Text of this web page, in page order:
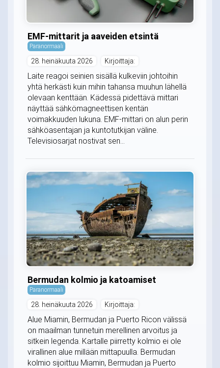
EMF-mittarit ja aaveiden etsintä
Paranormaali
28. heinäkuuta 2026 Kirjoittaja:
Laite reagoi seinien sisällä kulkeviin johtoihin
yhtä herkästi kuin mihin tahansa muuhun lähellä
olevaan kenttään. Kädessä pidettävä mittari
näyttää sähkömagneettisen kentän
voimakkuuden lukuna. EMF-mittari on alun perin
sähköasentajan ja kuntotutkijan väline.
Televisiosarjat nostivat sen...
Bermudan kolmio ja katoamiset
Paranormaali
28. heinäkuuta 2026 Kirjoittaja:
Alue Miamin, Bermudan ja Puerto Ricon välissä
on maailman tunnetuin merellinen arvoitus ja
sitkein legenda. Kartalle piirretty kolmio ei ole
virallinen alue millään mittapuulla. Bermudan
kolmio sijoittuu Miamin, Bermudan ja Puerto